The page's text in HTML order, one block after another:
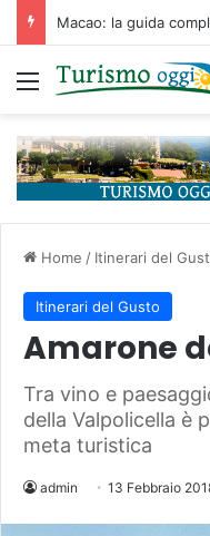
Menu
Home / Itinerari del
Itinerari del Gusto
Amarone
Tra vino e
della Valpolicella è
meta turistica
admin 13 Febbraio